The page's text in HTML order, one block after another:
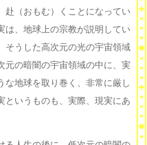
赴（おもむ）くことになってい
は、地球上の宗教が説明してい
そうした高次元の光の宇宙領域
元の暗闇の宇宙領域の中に、実
な地球を取り巻く、非常に厳し
というものも、実際、現実にあ